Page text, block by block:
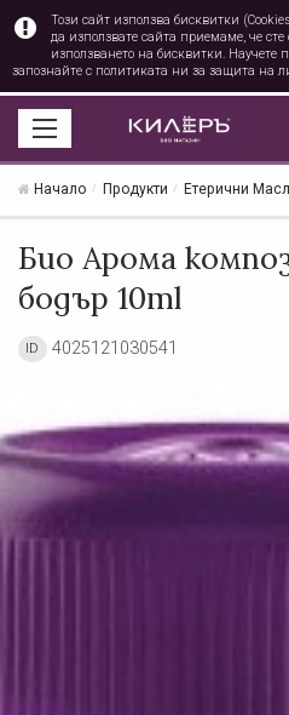
Този сайт използва бисквитки
да използвате сайта приемаме, че сте
използването на бисквитки. Научете
запознайте с политиката ни за защита на
Начало Продукти Етерични
Био Арома
бодър 10ml
ID 4025121030541